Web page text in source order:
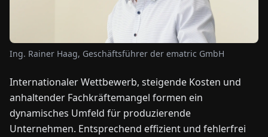
ÜBER
ENDEFRESITNLPLHU
Ing. Rainer Haag, Geschäftsführer der ematric GmbH
Internationaler Wettbewerb, steigende Kosten und
anhaltender Fachkräftemangel formen ein
dynamisches Umfeld für produzierende
Unternehmen. Entsprechend effizient und fehlerfrei